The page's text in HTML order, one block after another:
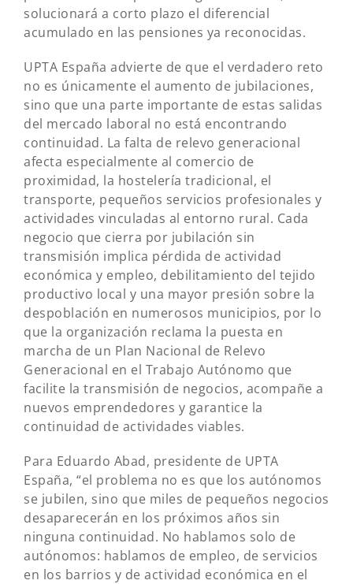
solucionará a corto plazo el diferencial
acumulado en las pensiones ya reconocidas.
UPTA España advierte de que el verdadero reto
no es únicamente el aumento de jubilaciones,
sino que una parte importante de estas salidas
del mercado laboral no está encontrando
continuidad. La falta de relevo generacional
afecta especialmente al comercio de
proximidad, la hostelería tradicional, el
transporte, pequeños servicios profesionales y
actividades vinculadas al entorno rural. Cada
negocio que cierra por jubilación sin
transmisión implica pérdida de actividad
económica y empleo, debilitamiento del tejido
productivo local y una mayor presión sobre la
despoblación en numerosos municipios, por lo
que la organización reclama la puesta en
marcha de un Plan Nacional de Relevo
Generacional en el Trabajo Autónomo que
facilite la transmisión de negocios, acompañe a
nuevos emprendedores y garantice la
continuidad de actividades viables.
Para Eduardo Abad, presidente de UPTA
España, “el problema no es que los autónomos
se jubilen, sino que miles de pequeños negocios
desaparecerán en los próximos años sin
ninguna continuidad. No hablamos solo de
autónomos: hablamos de empleo, de servicios
en los barrios y de actividad económica en el